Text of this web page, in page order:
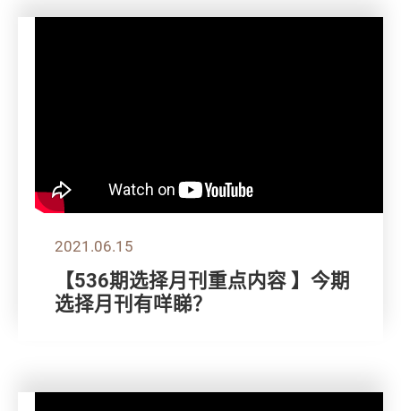
2021.06.15
【536期选择月刊重点内容 】今期
选择月刊有咩睇？